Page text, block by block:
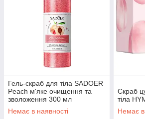
Гель-скраб для тіла SADOER
Peach м'яке очищення та
зволоження 300 мл
Немає в наявності
Скраб
тіла
Немає в